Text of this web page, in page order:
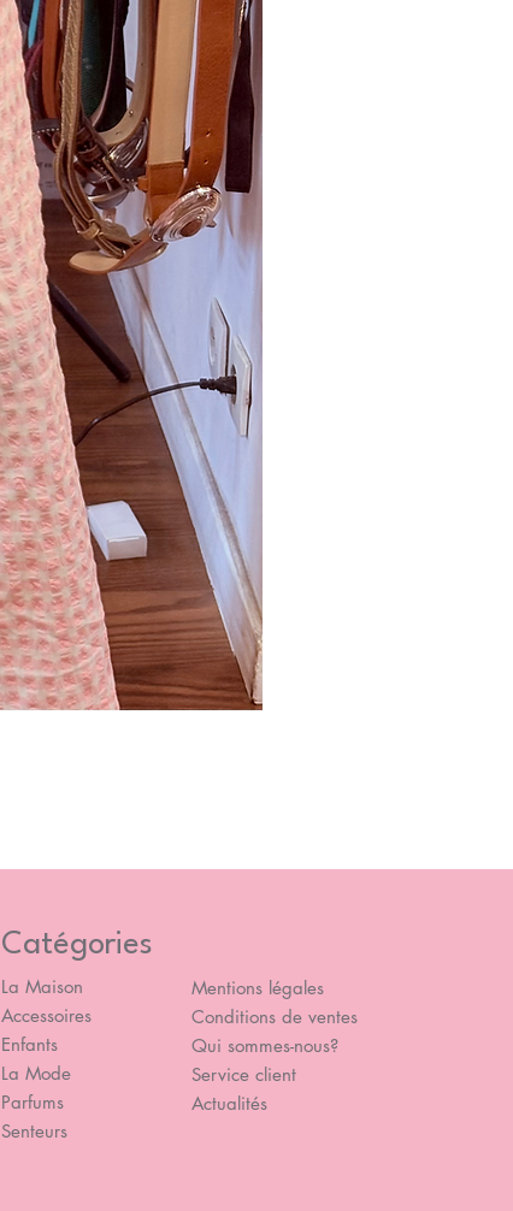
Catégories
La Maison
Accessoires
Enfants
La Mode
Parfums
Senteurs
Mentions légales
Conditions de ventes
Qui sommes-nous?
Service client
Actualités